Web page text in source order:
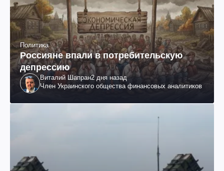
Политика
Россияне впали в потребительскую
депрессию
Виталий Шапран2 дня назад
Член Украинского общества финансовых аналитиков